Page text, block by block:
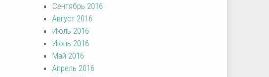
Сентябрь 2016
Август 2016
Июль 2016
Июнь 2016
Май 2016
Апрель 2016